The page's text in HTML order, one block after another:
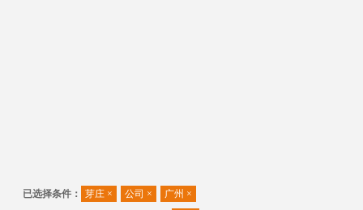
已选择条件： 芽庄 × 公司 × 广州 ×